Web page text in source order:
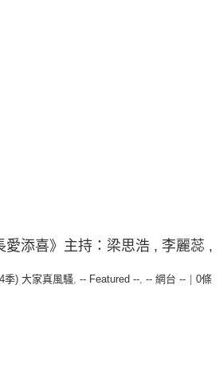
愛添喜》主持：梁思浩 , 李麗蕊 ,
季) 大家真風騷, -- Featured --, -- 網台 --
0條